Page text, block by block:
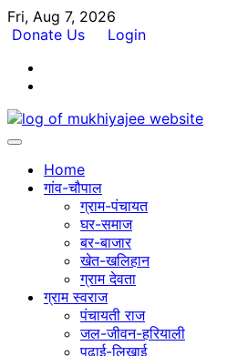
Skip
to
Fri, Aug 7, 2026
Donate Us
Login
Home
गांव-चौपाल
ग्राम-पंचायत
घर-समाज
बर-बाजार
खेत-खलिहान
ग्राम देवता
ग्राम स्वराज
पंचायती राज
जल-जीवन-हरियाली
पढ़ाई-लिखाई